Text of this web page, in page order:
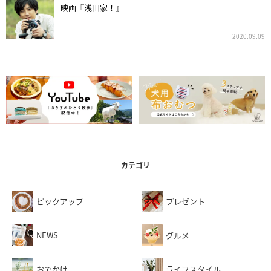
映画『浅田家！』
2020.09.09
カテゴリ
ピックアップ プレゼント
NEWS グルメ